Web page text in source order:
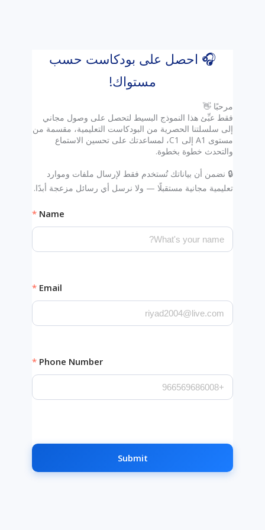
🎧 احصل على بودكاست حسب
مستواك!
فقط عبِّئ هذا النموذج البسيط لتحصل على وصول مجاني
إلى سلسلتنا الحصرية من البودكاست التعليمية، مقسمة من
مستوى A1 إلى C1، لمساعدتك على تحسين الاستماع
🔒 نضمن أن بياناتك تُستخدم فقط لإرسال ملفات وموارد
تعليمية مجانية مستقبلًا — ولا نرسل أي رسائل مزعجة أبدًا.
Name
Email
Phone Number
Submit